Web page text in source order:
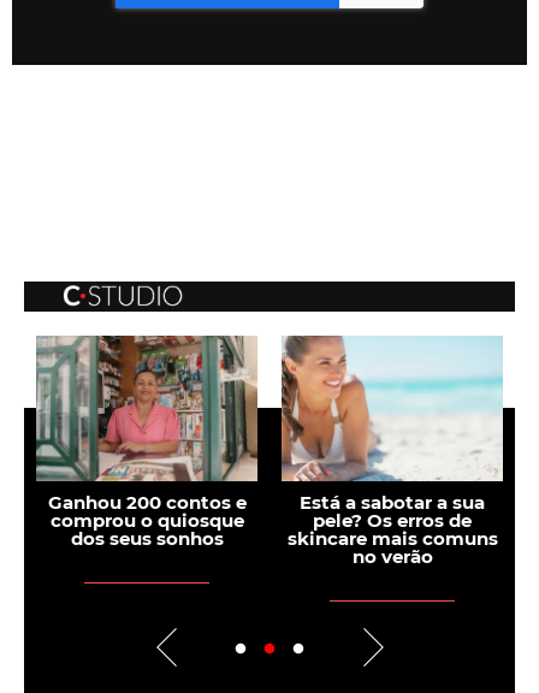
Ganhou 200 contos e
comprou o quiosque
dos seus sonhos
Está a sabotar a sua
pele? Os erros de
skincare mais comuns
no verão